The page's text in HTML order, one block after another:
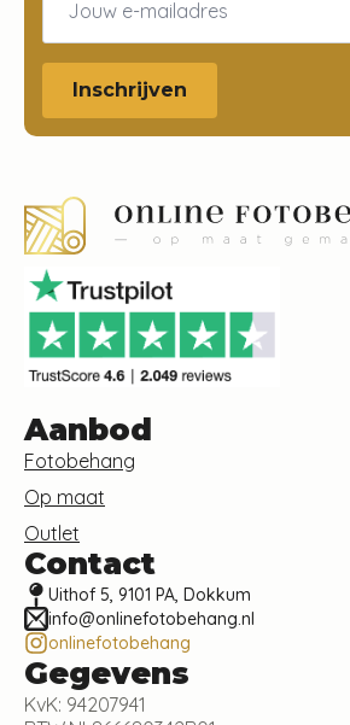
Inschrijven
Aanbod
Fotobehang
Op maat
Outlet
Contact
Uithof 5, 9101 PA, Dokkum
info@onlinefotobehang.nl
onlinefotobehang
Gegevens
KvK: 94207941